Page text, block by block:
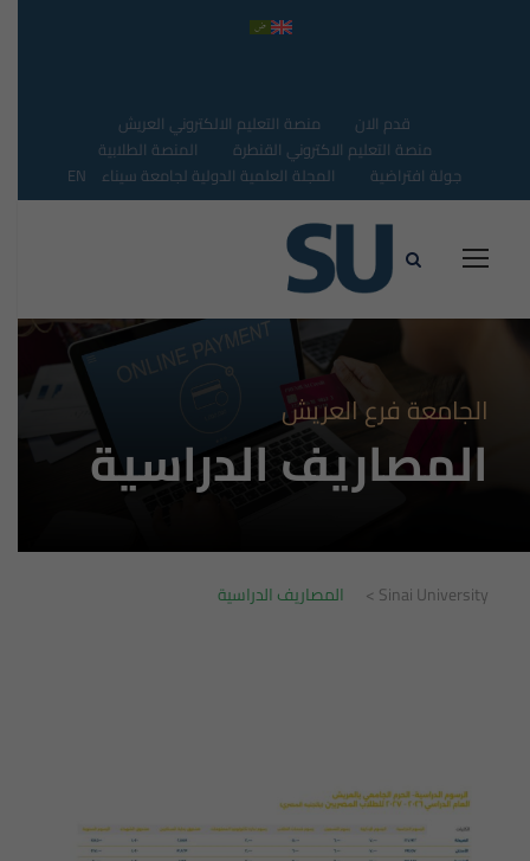
قدم الان
منصة التعليم الالكتروني العريش
منصة التعليم الاكتروني القنطرة
المنصة الطلابية
جولة افتراضية
المجلة العلمية الدولية لجامعة سيناء EN
الجامعة فرع العريش
المصاريف الدراسية
Sinai University
> المصاريف الدراسية